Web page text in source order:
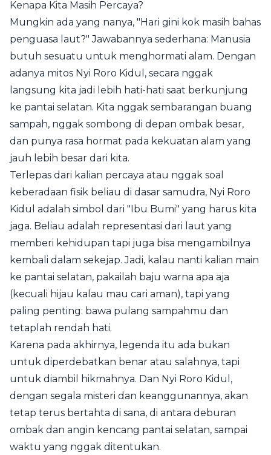
Kenapa Kita Masih Percaya?
Mungkin ada yang nanya, "Hari gini kok masih bahas
penguasa laut?" Jawabannya sederhana: Manusia
butuh sesuatu untuk menghormati alam. Dengan
adanya mitos Nyi Roro Kidul, secara nggak
langsung kita jadi lebih hati-hati saat berkunjung
ke pantai selatan. Kita nggak sembarangan buang
sampah, nggak sombong di depan ombak besar,
dan punya rasa hormat pada kekuatan alam yang
jauh lebih besar dari kita.
Terlepas dari kalian percaya atau nggak soal
keberadaan fisik beliau di dasar samudra, Nyi Roro
Kidul adalah simbol dari "Ibu Bumi" yang harus kita
jaga. Beliau adalah representasi dari laut yang
memberi kehidupan tapi juga bisa mengambilnya
kembali dalam sekejap. Jadi, kalau nanti kalian main
ke pantai selatan, pakailah baju warna apa aja
(kecuali hijau kalau mau cari aman), tapi yang
paling penting: bawa pulang sampahmu dan
tetaplah rendah hati.
Karena pada akhirnya, legenda itu ada bukan
untuk diperdebatkan benar atau salahnya, tapi
untuk diambil hikmahnya. Dan Nyi Roro Kidul,
dengan segala misteri dan keanggunannya, akan
tetap terus bertahta di sana, di antara deburan
ombak dan angin kencang pantai selatan, sampai
waktu yang nggak ditentukan.